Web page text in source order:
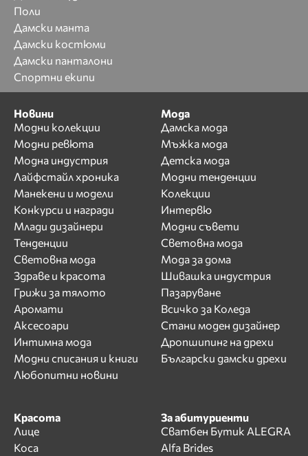
Поли
Дамски манта
Дамски костюми
Дамски панталони
Спортни екипи
Новини
Модни колекции
Модни ревюта
Модна индустрия
Лайфстайл хроника
Манекени и модели
Конкурси и награди
Млади дизайнери
Тенденции
Световна мода
Здраве и красота
Грижи за тялото
Аромати
Аксесоари
Интимна мода
Модни списания и книги
Любопитни новини
Мода
Дамска мода
Мъжка мода
Детска мода
Модни тенденции
Колекции
Интервю
Модни съвети
Световна мода
Мода за дома
Шивашка индустрия
Пазаруване
Всичко за Коледа
Стани моден дизайнер
Дропшипинг на дрехи
Български дамски дрехи
Красота
Лице
Коса
За абитуриенти
Сватбен Бутик ALEGRA
Alfa Brides